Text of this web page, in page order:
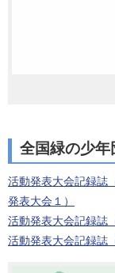
全国緑の少
活動発表大会記録誌
発表大会１）
活動発表大会記録誌
活動発表大会記録誌